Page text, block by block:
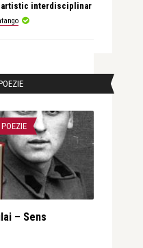
interdisciplinar
– Sens